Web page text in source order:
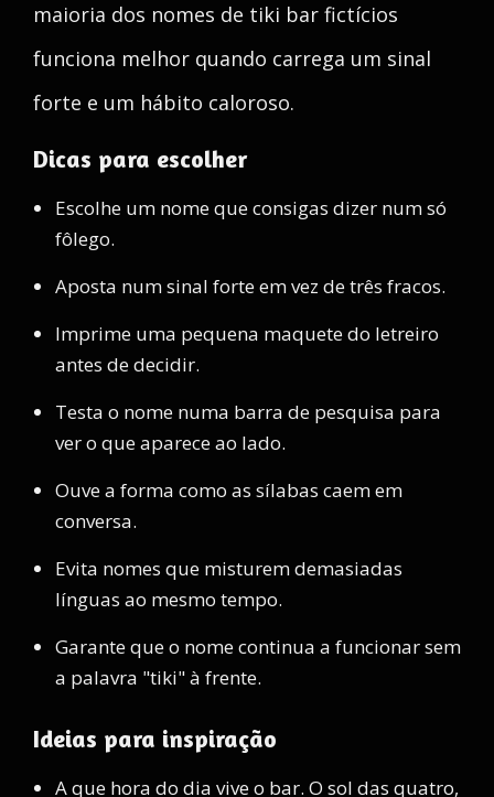
maioria dos nomes de tiki bar fictícios
funciona melhor quando carrega um sinal
forte e um hábito caloroso.
Dicas para escolher
Escolhe um nome que consigas dizer num só
fôlego.
Aposta num sinal forte em vez de três fracos.
Imprime uma pequena maquete do letreiro
antes de decidir.
Testa o nome numa barra de pesquisa para
ver o que aparece ao lado.
Ouve a forma como as sílabas caem em
conversa.
Evita nomes que misturem demasiadas
línguas ao mesmo tempo.
Garante que o nome continua a funcionar sem
a palavra "tiki" à frente.
Ideias para inspiração
A que hora do dia vive o bar. O sol das quatro,